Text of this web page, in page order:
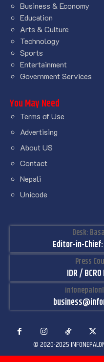
Business & Economy
Education
Arts & Culture
Technology
Sports
Entertainment
Government Services
You May Need
Terms of Use
Advertising
About US
Contact
Nepali
Unicode
Desk:
Editor-in-
Press
IDR /
© 2020-2025